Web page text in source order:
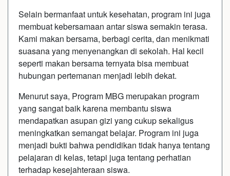
Selain bermanfaat untuk kesehatan, program ini juga
membuat kebersamaan antar siswa semakin terasa.
Kami makan bersama, berbagi cerita, dan menikmati
suasana yang menyenangkan di sekolah. Hal kecil
seperti makan bersama ternyata bisa membuat
hubungan pertemanan menjadi lebih dekat.
Menurut saya, Program MBG merupakan program
yang sangat baik karena membantu siswa
mendapatkan asupan gizi yang cukup sekaligus
meningkatkan semangat belajar. Program ini juga
menjadi bukti bahwa pendidikan tidak hanya tentang
pelajaran di kelas, tetapi juga tentang perhatian
terhadap kesejahteraan siswa.